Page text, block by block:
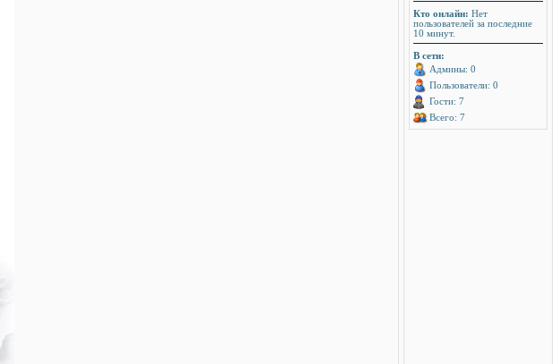
Кто онлайн: Нет
пользователей за последние
10 минут.
В сети:
Админы: 0
Пользователи: 0
Гости: 7
Всего: 7